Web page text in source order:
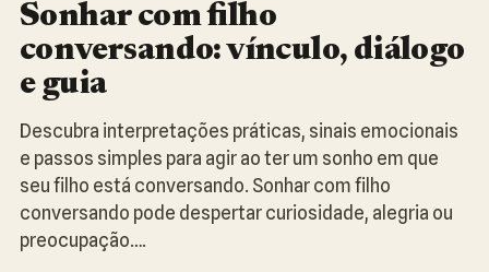
Sonhar com filho
conversando: vínculo, diálogo
e guia
Descubra interpretações práticas, sinais emocionais
e passos simples para agir ao ter um sonho em que
seu filho está conversando. Sonhar com filho
conversando pode despertar curiosidade, alegria ou
preocupação….